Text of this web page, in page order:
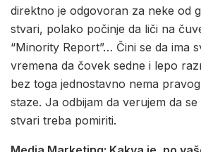
direktno je odgovoran za neke od
stvari, polako počinje da liči na
“Minority Report”… Čini se da ima
vremena da čovek sedne i lepo
bez toga jednostavno nema
staze. Ja odbijam da verujem da
stvari treba pomiriti.